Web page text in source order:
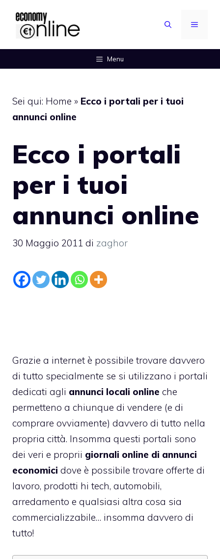
contenuto
MENU
Menu
Sei qui: Home » Ecco i portali per i tuoi
annunci online
Ecco i portali
per i tuoi
annunci online
30 Maggio 2011 di zaghor
Grazie a internet è possibile trovare davvero
di tutto specialmente se si utilizzano i portali
dedicati agli annunci locali online che
permetteno a chiunque di vendere (e di
comprare ovviamente) davvero di tutto nella
propria città. Insomma questi portali sono
dei veri e proprii giornali online di annunci
economici dove è possibile trovare offerte di
lavoro, prodotti hi tech, automobili,
arredamento e qualsiasi altra cosa sia
commercializzabile… insomma davvero di
tutto!